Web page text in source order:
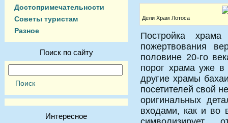
Достопримечательности
Советы туристам
Разное
Поиск по сайту
Интересное
Дели Храм Лотоса
Постройка
пожертвования
половине 20-го
порог храма уже
другие храмы
посетителей свой
оригинальных
входами, как и во